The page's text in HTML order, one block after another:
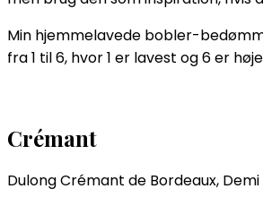
Min hjemmelavede bobler-
fra 1 til 6, hvor 1 er lavest og 6 er
Crémant
Dulong Crémant de Bordeaux, Demi